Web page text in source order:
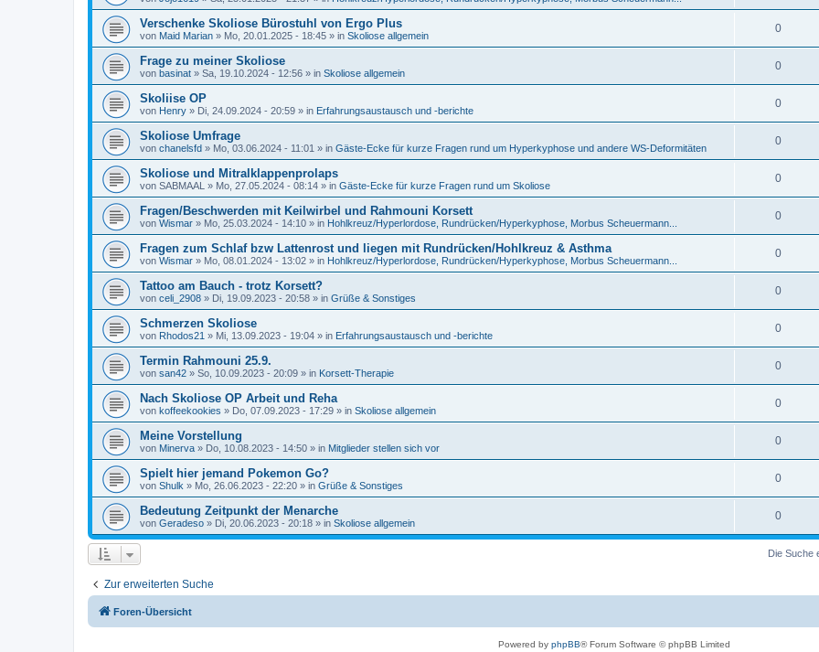
Verschenke Skoliose Bürostuhl von Ergo Plus
von Maid Marian » Mo, 20.01.2025 - 18:45 » in Skoliose allgemein
0
Frage zu meiner Skoliose
von basinat » Sa, 19.10.2024 - 12:56 » in Skoliose allgemein
0
Skoliise OP
von Henry » Di, 24.09.2024 - 20:59 » in Erfahrungsaustausch und -berichte
0
Skoliose Umfrage
von chanelsfd » Mo, 03.06.2024 - 11:01 » in Gäste-Ecke für kurze Fragen rund um Hyperkyphose und andere WS-Deformitäten
0
Skoliose und Mitralklappenprolaps
von SABMAAL » Mo, 27.05.2024 - 08:14 » in Gäste-Ecke für kurze Fragen rund um Skoliose
0
Fragen/Beschwerden mit Keilwirbel und Rahmouni Korsett
von Wismar » Mo, 25.03.2024 - 14:10 » in Hohlkreuz/Hyperlordose, Rundrücken/Hyperkyphose, Morbus Scheuermann...
0
Fragen zum Schlaf bzw Lattenrost und liegen mit Rundrücken/Hohlkreuz & Asthma
von Wismar » Mo, 08.01.2024 - 13:02 » in Hohlkreuz/Hyperlordose, Rundrücken/Hyperkyphose, Morbus Scheuermann...
0
Tattoo am Bauch - trotz Korsett?
von celi_2908 » Di, 19.09.2023 - 20:58 » in Grüße & Sonstiges
0
Schmerzen Skoliose
von Rhodos21 » Mi, 13.09.2023 - 19:04 » in Erfahrungsaustausch und -berichte
0
Termin Rahmouni 25.9.
von san42 » So, 10.09.2023 - 20:09 » in Korsett-Therapie
0
Nach Skoliose OP Arbeit und Reha
von koffeekookies » Do, 07.09.2023 - 17:29 » in Skoliose allgemein
0
Meine Vorstellung
von Minerva » Do, 10.08.2023 - 14:50 » in Mitglieder stellen sich vor
0
Spielt hier jemand Pokemon Go?
von Shulk » Mo, 26.06.2023 - 22:20 » in Grüße & Sonstiges
0
Bedeutung Zeitpunkt der Menarche
von Geradeso » Di, 20.06.2023 - 20:18 » in Skoliose allgemein
0
Die Suche
Zur erweiterten Suche
Foren-Übersicht
Powered by phpBB® Forum Software © phpBB Limited